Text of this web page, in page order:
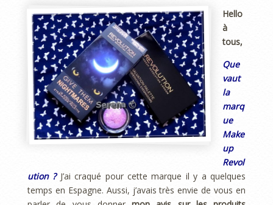
Hello
à
tous,
Que
vaut
la
marq
ue
Make
up
Revol
ution ?J’ai craqué pour cette marque il y a quelques
temps en Espagne. Aussi, j’avais très envie de vous en